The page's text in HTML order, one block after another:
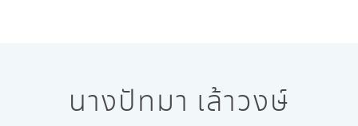
นางปัทมา เล้าวงษ์